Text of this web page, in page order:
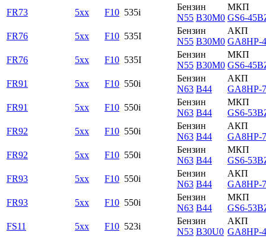
FR73
5xx F10 535i
Бензин
N55 B30M0
МКП
GS6-
FR76
5xx F10 535I
Бензин
N55 B30M0
АКП
GA8HP-
FR76
5xx F10 535I
Бензин
N55 B30M0
МКП
GS6-
FR91
5xx F10 550i
Бензин
N63 B44
АКП
GA8HP-
FR91
5xx F10 550i
Бензин
N63 B44
МКП
GS6-
FR92
5xx F10 550i
Бензин
N63 B44
АКП
GA8HP-
FR92
5xx F10 550i
Бензин
N63 B44
МКП
GS6-
FR93
5xx F10 550i
Бензин
N63 B44
АКП
GA8HP-
FR93
5xx F10 550i
Бензин
N63 B44
МКП
GS6-
FS11
5xx F10 523i
Бензин
N53 B30U0
АКП
GA8HP-